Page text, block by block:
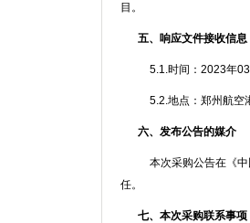
目。
五、响应文件接收信息
5.1.时间： 2023年03
5.2.地点：郑州航空
六、发布公告的媒介
本次采购公告在《
任。
七、本次采购联系事项